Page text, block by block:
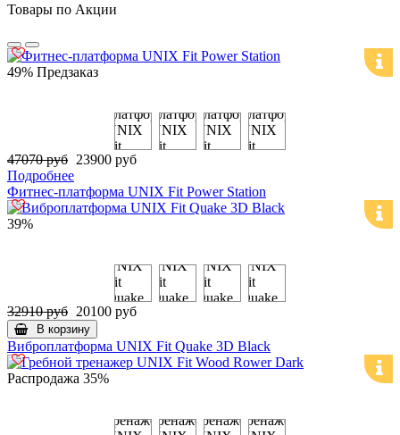
Товары по Акции
49% Предзаказ
47070 руб 23900 руб
Подробнее
Фитнес-платформа UNIX Fit Power Station
39%
32910 руб 20100 руб
В корзину
Виброплатформа UNIX Fit Quake 3D Black
Распродажа 35%